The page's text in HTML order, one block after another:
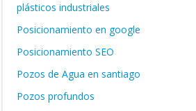
plásticos industriales
Posicionamiento en google
Posicionamiento SEO
Pozos de Agua en santiago
Pozos profundos